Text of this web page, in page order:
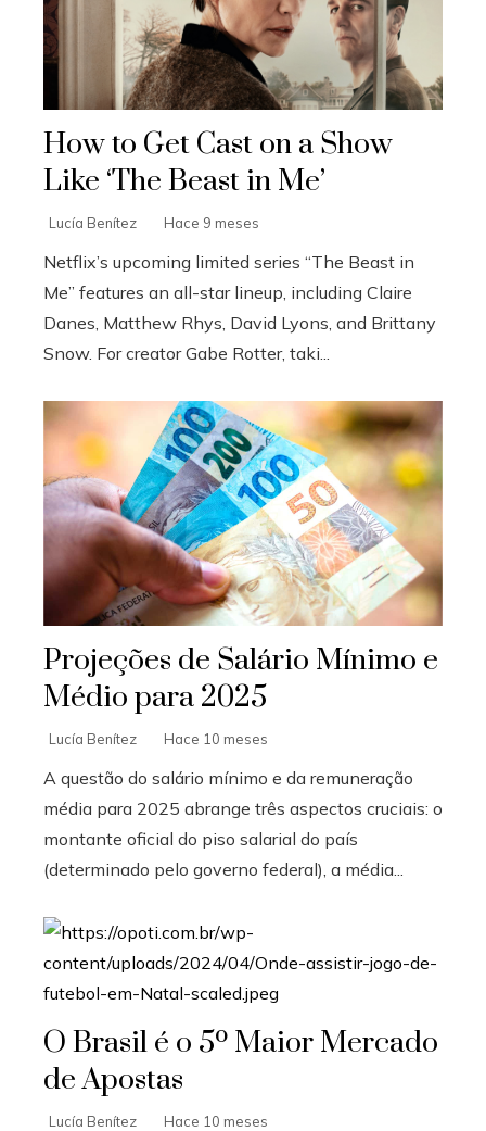
How to Get Cast on a Show
Like ‘The Beast in Me’
Lucía Benítez Hace 9 meses
Netflix’s upcoming limited series “The Beast in
Me” features an all-star lineup, including Claire
Danes, Matthew Rhys, David Lyons, and Brittany
Snow. For creator Gabe Rotter, taki...
Projeções de Salário Mínimo e
Médio para 2025
Lucía Benítez Hace 10 meses
A questão do salário mínimo e da remuneração
média para 2025 abrange três aspectos cruciais: o
montante oficial do piso salarial do país
(determinado pelo governo federal), a média...
O Brasil é o 5º Maior Mercado
de Apostas
Lucía Benítez Hace 10 meses